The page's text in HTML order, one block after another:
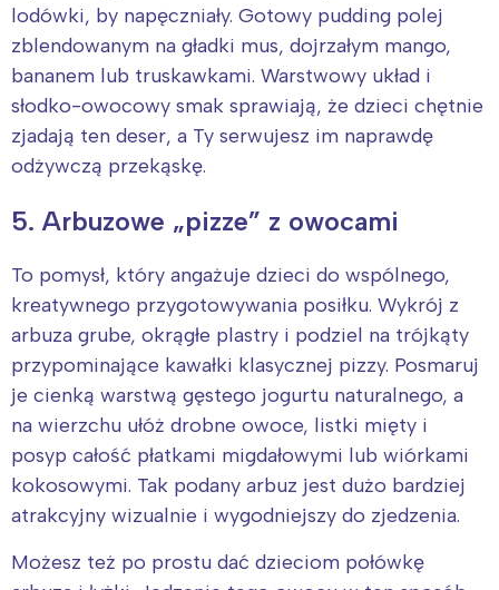
lodówki, by napęczniały. Gotowy pudding polej
zblendowanym na gładki mus, dojrzałym mango,
bananem lub truskawkami. Warstwowy układ i
słodko-owocowy smak sprawiają, że dzieci chętnie
zjadają ten deser, a Ty serwujesz im naprawdę
odżywczą przekąskę.
5. Arbuzowe „pizze” z owocami
To pomysł, który angażuje dzieci do wspólnego,
kreatywnego przygotowywania posiłku. Wykrój z
arbuza grube, okrągłe plastry i podziel na trójkąty
przypominające kawałki klasycznej pizzy. Posmaruj
je cienką warstwą gęstego jogurtu naturalnego, a
na wierzchu ułóż drobne owoce, listki mięty i
posyp całość płatkami migdałowymi lub wiórkami
kokosowymi. Tak podany arbuz jest dużo bardziej
atrakcyjny wizualnie i wygodniejszy do zjedzenia.
Możesz też po prostu dać dzieciom połówkę
Interesują mnie wydarzenia z
tego regionu:
Łódź
Kraków